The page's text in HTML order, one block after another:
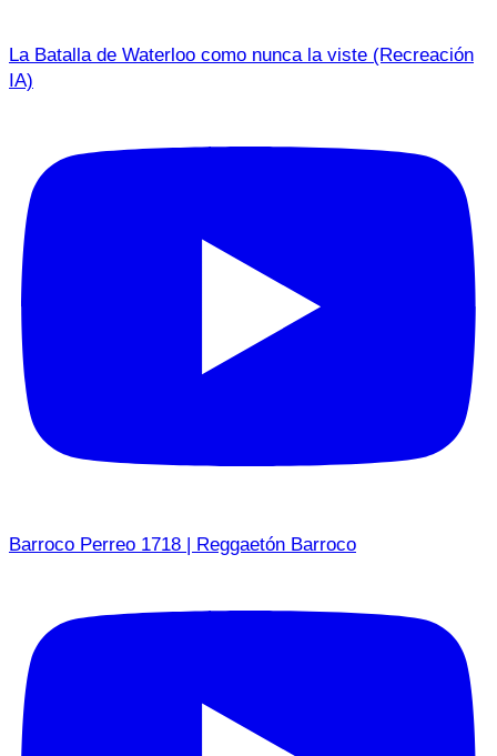
La Batalla de Waterloo como nunca la viste (Recreación
IA)
Barroco Perreo 1718 | Reggaetón Barroco